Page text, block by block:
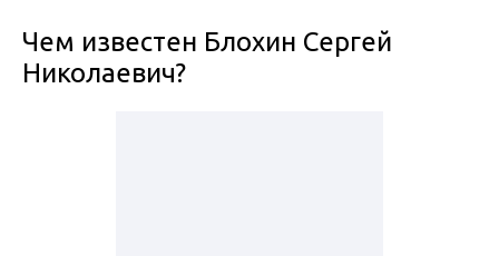
Чем известен Блохин Сергей
Николаевич?